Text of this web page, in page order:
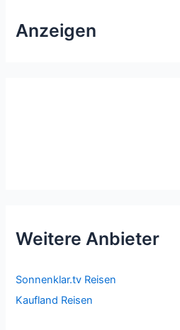
Anzeigen
Weitere Anbieter
Sonnenklar.tv Reisen
Kaufland Reisen